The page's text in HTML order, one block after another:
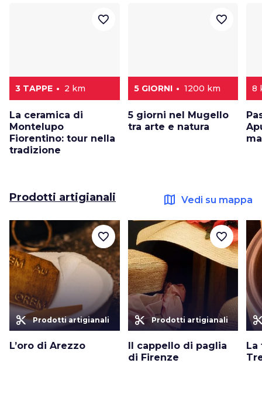
3 TAPPE 2 km
La ceramica di
Montelupo
Fiorentino: tour nella
tradizione
favorite_border
5 GIORNI 1200 km
5 giorni nel Mugello
tra arte e natura
favorite_border
8
Prodotti artigianali map Vedi su mappa
content_cut Prodotti artigianali
L’oro di Arezzo
favorite_border
content_cut Prodotti artigianali
Il cappello di paglia
di Firenze
favorite_border
La